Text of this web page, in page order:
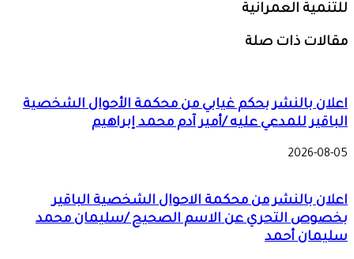
للتنمية العمرانية
مقالات ذات صلة
اعلان بالنشر بحكم غيابي من محكمة الأحوال الشخصية
الباقير للمدعي عليه /أمير آدم محمد إبراهيم
2026-08-05
اعلان بالنشر من محكمة الاحوال الشخصية الباقير
بخصوص التحري عن الاسم الصحيح /سليمان محمد
سليمان أحمد